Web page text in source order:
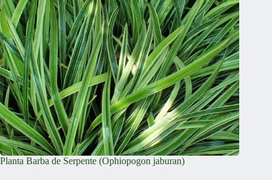
Planta Barba de Serpente (Ophiopogon jaburan)